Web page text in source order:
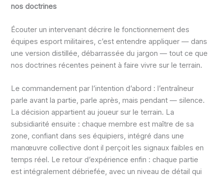
nos doctrines
Écouter un intervenant décrire le fonctionnement des
équipes esport militaires, c’est entendre appliquer — dans
une version distillée, débarrassée du jargon — tout ce que
nos doctrines récentes peinent à faire vivre sur le terrain.
Le commandement par l’intention d’abord : l’entraîneur
parle avant la partie, parle après, mais pendant — silence.
La décision appartient au joueur sur le terrain. La
subsidiarité ensuite : chaque membre est maître de sa
zone, confiant dans ses équipiers, intégré dans une
manœuvre collective dont il perçoit les signaux faibles en
temps réel. Le retour d’expérience enfin : chaque partie
est intégralement débriefée, avec un niveau de détail qui